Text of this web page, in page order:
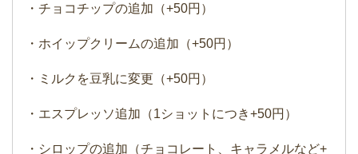
・チョコチップの追加（+50円）
・ホイップクリームの追加（+50円）
・ミルクを豆乳に変更（+50円）
・エスプレッソ追加（1ショットにつき+50円）
・シロップの追加（チョコレート、キャラメルなど+